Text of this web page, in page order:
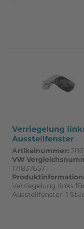
VW Classic
WESTAGON -
Verriegelung
Ausstellfenster
passend...
Artikelnummer:
VW
171837657
Verriegelung links für
Ausstellfenster. 1